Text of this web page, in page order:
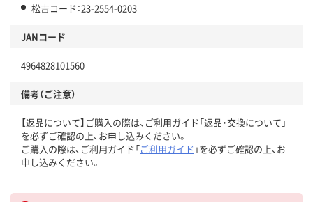
松吉コード：23-2554-0203
JANコード
4964828101560
備考（ご注意）
【返品について】ご購入の際は、ご利用ガイド「返品・交換について」
を必ずご確認の上、お申し込みください。
ご購入の際は、ご利用ガイド「ご利用ガイド 」を必ずご確認の上、お
申し込みください。